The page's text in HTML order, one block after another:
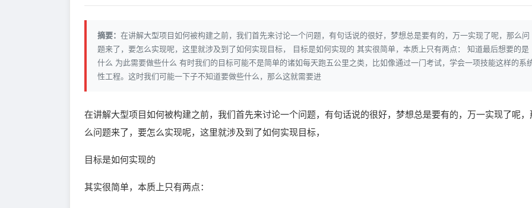
摘要： 在讲解大型项目如何被构建之前，我们首先来讨论一个问题，有句话说的很好，梦想总是要有的，万一实现了呢，那么问
题来了，要怎么实现呢，这里就涉及到了如何实现目标， 目标是如何实现的 其实很简单，本质上只有两点： 知道最后想要的是
什么 为此需要做些什么 有时我们的目标可能不是简单的诸如每天跑五公里之类，比如像通过一门考试，学会一项技能这样的系
性工程。这时我们可能一下子不知道要做些什么，那么这就需要进
在讲解大型项目如何被构建之前，我们首先来讨论一个问题，有句话说的很好，梦想总是要有的，万一实现了呢，
么问题来了，要怎么实现呢，这里就涉及到了如何实现目标，
目标是如何实现的
其实很简单，本质上只有两点：